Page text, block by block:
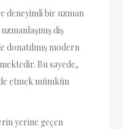
deneyimli bir uzman
diş
modern
Bu sayede,
etmek mümkün
yerine geçen